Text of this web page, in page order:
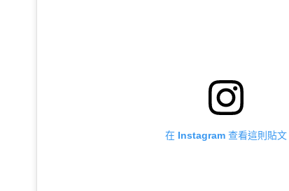
在 Instagram 查看這則貼文